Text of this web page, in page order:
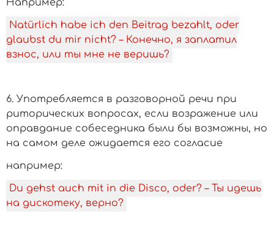
­Например:
Natürlich habe ich den Beitrag bezahlt, oder
glaubst du mir nicht? – Конечно, я заплатил
взнос, или ты мне не веришь?
6. Употребляется в разговорной речи при
риторических вопросах, если возражение или
оправдание собеседника были бы возможны, но
на самом деле ожидается его согласие
­например:
Du gehst auch mit in die Disco, oder? – Ты идешь
на дискотеку, верно?